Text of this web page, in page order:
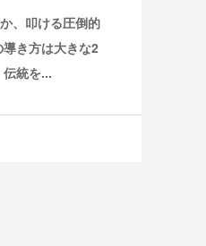
、叩ける圧倒的
き方は大きな2
統を...